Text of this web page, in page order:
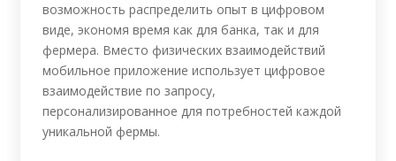
возможность распределить опыт в цифровом
виде, экономя время как для банка, так и для
фермера. Вместо физических взаимодействий
мобильное приложение использует цифровое
взаимодействие по запросу,
персонализированное для потребностей каждой
уникальной фермы.